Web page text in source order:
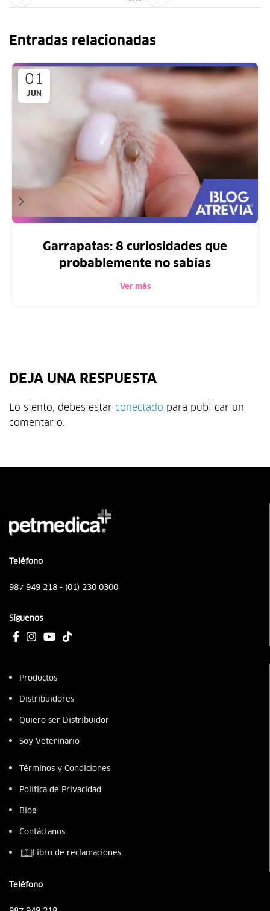
Entradas relacionadas
01
JUN
Garrapatas: 8 curiosidades que
probablemente no sabías
Ver más
DEJA UNA RESPUESTA
Lo siento, debes estar conectado para publicar un
comentario.
Teléfono
987 949 218 - (01) 230 0300
Síguenos
Productos
Distribuidores
Quiero ser Distribuidor
Soy Veterinario
Términos y Condiciones
Política de Privacidad
Blog
Contáctanos
Libro de reclamaciones
Teléfono